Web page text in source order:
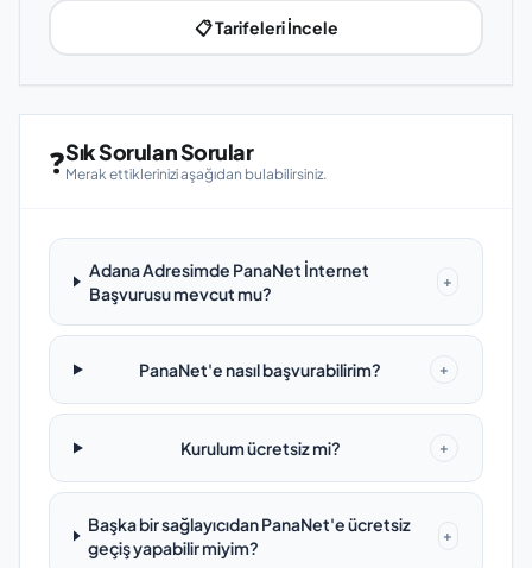
📋 Tarifeleri İncele
❓Sık Sorulan Sorular
Merak ettiklerinizi aşağıdan bulabilirsiniz.
Adana Adresimde PanaNet İnternet
Başvurusu mevcut mu?
+
PanaNet'e nasıl başvurabilirim? +
Kurulum ücretsiz mi? +
Başka bir sağlayıcıdan PanaNet'e ücretsiz
geçiş yapabilir miyim?
+